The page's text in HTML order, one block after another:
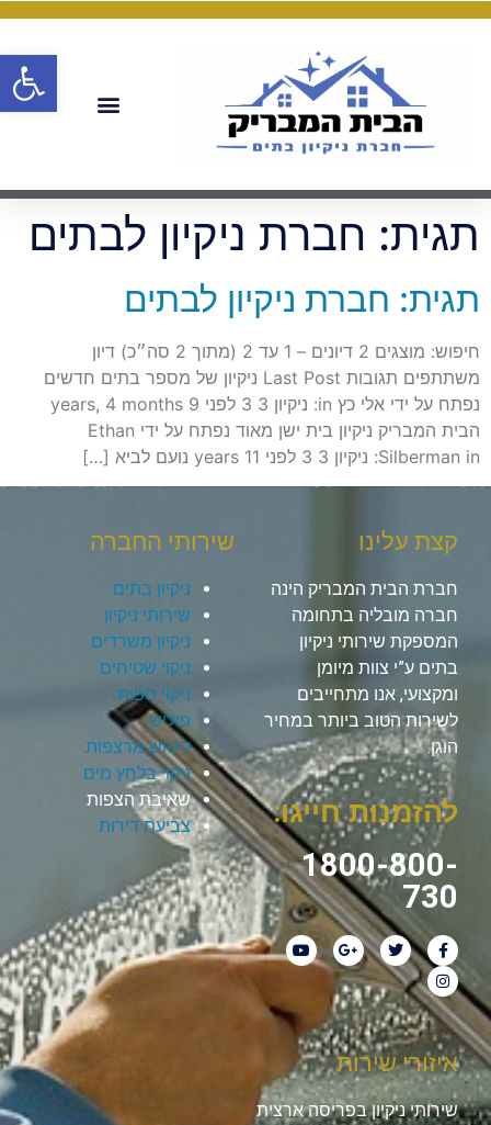
תגית: חברת ניקיון לבתים
תגית: חברת ניקיון לבתים
חיפוש: מוצגים 2 דיונים – 1 עד 2 (מתוך 2 סה״כ) דיון
משתתפים תגובות Last Post ניקיון של מספר בתים חדשים
נפתח על ידי אלי כץ in: ניקיון 3 3 לפני 9 years, 4 months
הבית המבריק ניקיון בית ישן מאוד נפתח על ידי Ethan
Silberman in: ניקיון 3 3 לפני 11 years נועם לביא […]
קצת עלינו
חברת הבית המבריק הינה
חברה מובליה בתחומה
המספקת שירותי ניקיון
בתים ע”י צוות מיומן
ומקצועי, אנו מתחייבים
לשירות הטוב ביותר במחיר
הוגן.
להזמנות חייגו:
1800-800-
730
שירותי החברה
ניקיון בתים
שירותי ניקיון
ניקיון משרדים
ניקוי שטיחים
ניקוי ספות
פוליש
ליטוש מרצפות
ניקוי בלחץ מים
שאיבת הצפות
צביעת דירות
איזורי שירות
שירותי ניקיון בפריסה ארצית